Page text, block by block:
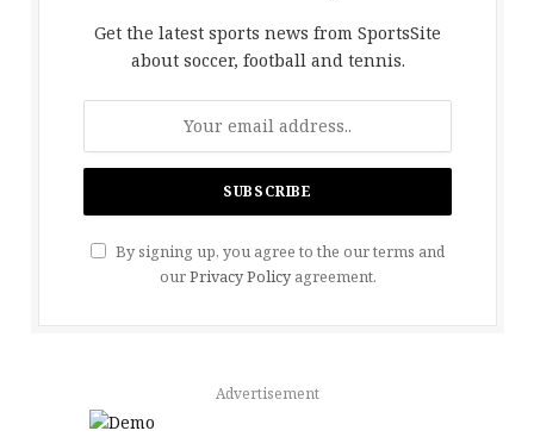
Get the latest sports news from SportsSite
about soccer, football and tennis.
By signing up, you agree to the our terms and
ourPrivacy Policyagreement.
Advertisement